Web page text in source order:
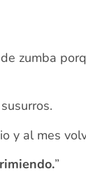
zumba
y al mes
”